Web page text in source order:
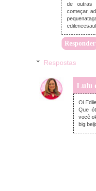
de outras
começar,
Responder
Respostas
Lulu
Oi
Que
você
big